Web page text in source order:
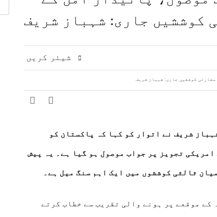
کے خلاف کشمیریوں سے اظہارِ یکجہتی
مشرق وسطیٰ پر اہم تبادلہ خیال
9 لاکھ سے زائد بھارتی فوج کشمیری عوام پر مظالم ڈھا رہی ہے، عاصم افتخار
کوششیں جاری: شہباز شریف
شیئر کریں
شریف نے اتوار کو کہا کہ پاکستان کو
تجویز پر جواب موصول ہو گیا ہے۔ یہ پیش
ثالثی کوششوں میں ایک اہم سنگ میل ہے۔
کے موقعے پر ہونے والی تقریب سے خطاب کرتے